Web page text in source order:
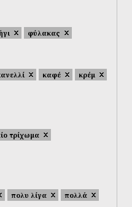
φύλακας
καφέ
κρέμ
τρίχωμα
πολυ λίγα
πολλά